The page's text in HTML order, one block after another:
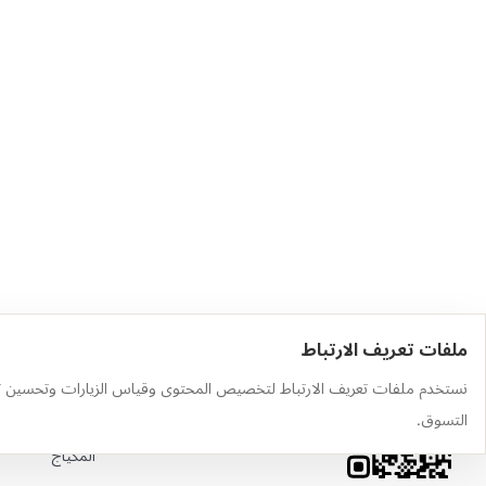
ملفات تعريف الارتباط
نستخدم ملفات تعريف الارتباط لتخصيص المحتوى وقياس الزيارات وتحسين
التسوق.
حمّل التطبيق أهم الفئات
المكياج